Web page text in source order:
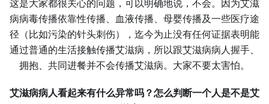
这是大家都很关心的问题，可以明确地说，不会。因为艾滋
病病毒传播依靠性传播、血液传播、母婴传播及一些医疗途
径（比如污染的针头刺伤），迄今为止没有任何证据表明能
通过普通的生活接触传播艾滋病，所以跟艾滋病病人握手、
拥抱、共同进餐并不会传播艾滋病。大家不要太害怕。
艾滋病病人看起来有什么异常吗？怎么判断一个人是不是艾